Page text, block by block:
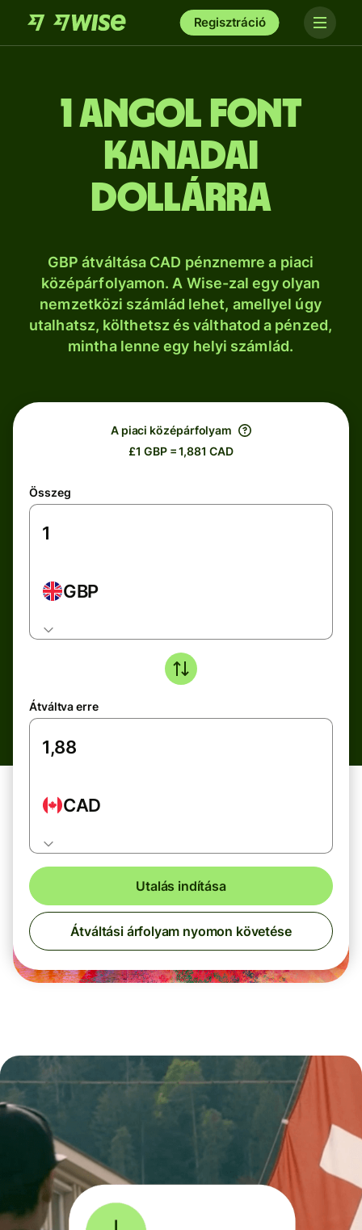
Regisztráció
1 angol font
kanadai
dollárra
GBP átváltása CAD pénznemre a piaci
középárfolyamon. A Wise-zal egy olyan
nemzetközi számlád lehet, amellyel úgy
utalhatsz, költhetsz és válthatod a pénzed,
mintha lenne egy helyi számlád.
A piaci középárfolyam
£1 GBP = 1,881 CAD
Összeg
GBP
Átváltva erre
CAD
Utalás indítása
Átváltási árfolyam nyomon követése